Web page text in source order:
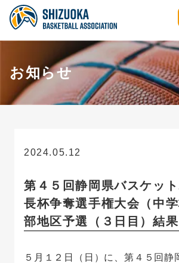
お知らせ
2024.05.12
第４５回静岡県バスケッ
長杯争奪選手権大会（中
部地区予選（３日目）結
５月１２日（日）に、第４５回静